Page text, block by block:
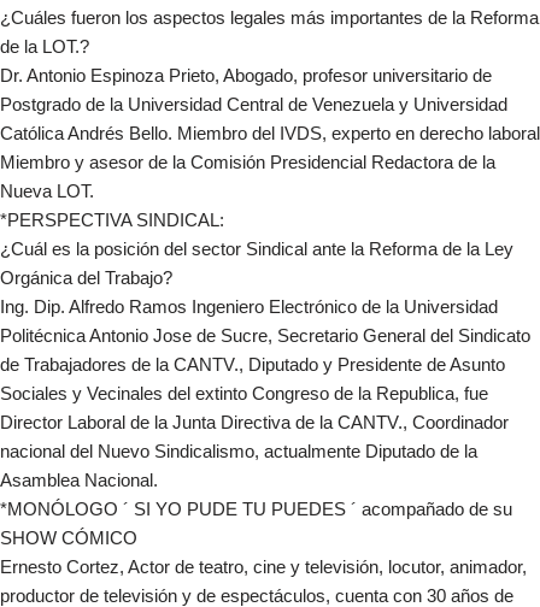
¿Cuáles fueron los aspectos legales más importantes de la Reforma
de la LOT.?
Dr. Antonio Espinoza Prieto, Abogado, profesor universitario de
Postgrado de la Universidad Central de Venezuela y Universidad
Católica Andrés Bello. Miembro del IVDS, experto en derecho laboral
Miembro y asesor de la Comisión Presidencial Redactora de la
Nueva LOT.
*PERSPECTIVA SINDICAL:
¿Cuál es la posición del sector Sindical ante la Reforma de la Ley
Orgánica del Trabajo?
Ing. Dip. Alfredo Ramos Ingeniero Electrónico de la Universidad
Politécnica Antonio Jose de Sucre, Secretario General del Sindicato
de Trabajadores de la CANTV., Diputado y Presidente de Asunto
Sociales y Vecinales del extinto Congreso de la Republica, fue
Director Laboral de la Junta Directiva de la CANTV., Coordinador
nacional del Nuevo Sindicalismo, actualmente Diputado de la
Asamblea Nacional.
*MONÓLOGO ´ SI YO PUDE TU PUEDES ´ acompañado de su
SHOW CÓMICO
Ernesto Cortez, Actor de teatro, cine y televisión, locutor, animador,
productor de televisión y de espectáculos, cuenta con 30 años de